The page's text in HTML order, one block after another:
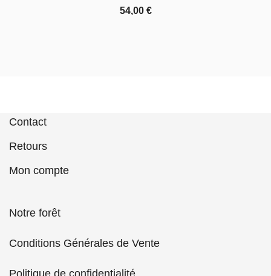
54,00 €
Contact
Retours
Mon compte
Notre forêt
Conditions Générales de Vente
Politique de confidentialité